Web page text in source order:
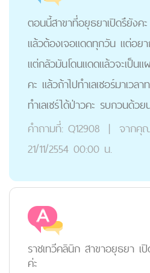
ตอนนี้สาขาที่อยุธยาเปิดรึยังค
แล้วต้องเจอแดดทุกวัน แต่อยา
แต่กลัวมันโดนแดดแล้วจะเป็นแ
คะ แล้วถ้าไปทำเลเซอร์มาเวล
ทำเลเซร์ได้ป่าวคะ รบกวนด้วย
คำถามที่: Q12908 | จากคุ
21/11/2554 00:00 น.
ราชเทวีคลินิก สาขาอยุธยา เ
ค่ะ